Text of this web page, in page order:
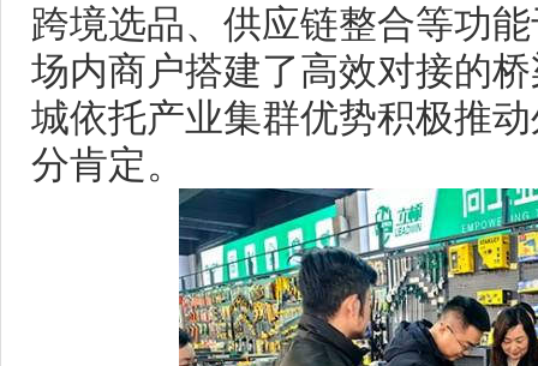
跨境选品、供应链整合等功
场内商户搭建了高效对接的
城依托产业集群优势积极推
分肯定。